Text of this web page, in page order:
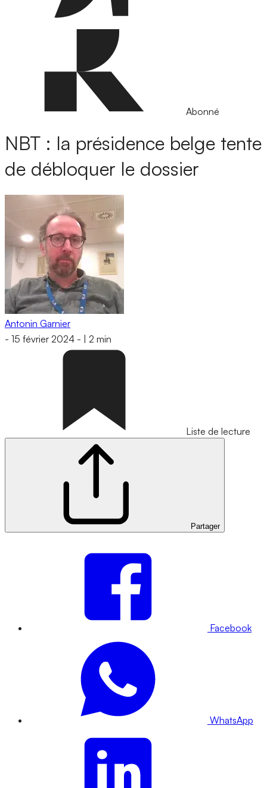
Abonné
NBT : la présidence belge tente
de débloquer le dossier
Antonin Garnier
- 15 février 2024 - 2 min
Liste de lecture
Partager
Facebook
WhatsApp